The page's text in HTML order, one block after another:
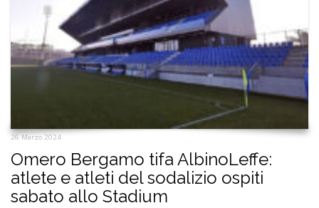
26 Marzo 2024
Omero Bergamo tifa AlbinoLeffe:
atlete e atleti del sodalizio ospiti
sabato allo Stadium